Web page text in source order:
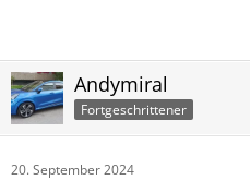
Andymiral
Fortgeschrittener
20. September 2024